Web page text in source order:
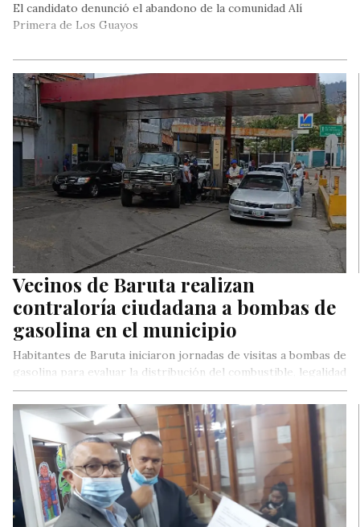
El candidato denunció el abandono de la comunidad Alí
Primera de Los Guayos
Vecinos de Baruta realizan
contraloría ciudadana a bombas de
gasolina en el municipio
Habitantes de Baruta iniciaron jornadas de visitas a bombas de
gasolina para evaluar la distribución del combustible, legalidad
de las…